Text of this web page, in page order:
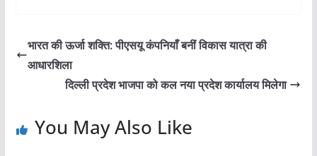
भारत की ऊर्जा शक्ति: पीएसयू कंपनियाँ बनीं विकास यात्रा की
आधारशिला
दिल्ली प्रदेश भाजपा को कल नया प्रदेश कार्यालय मिलेगा
You May Also Like